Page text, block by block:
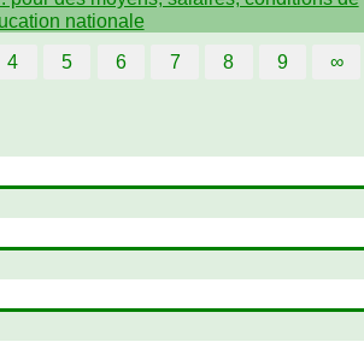
nationale
4 5 6 7 8 9 ∞